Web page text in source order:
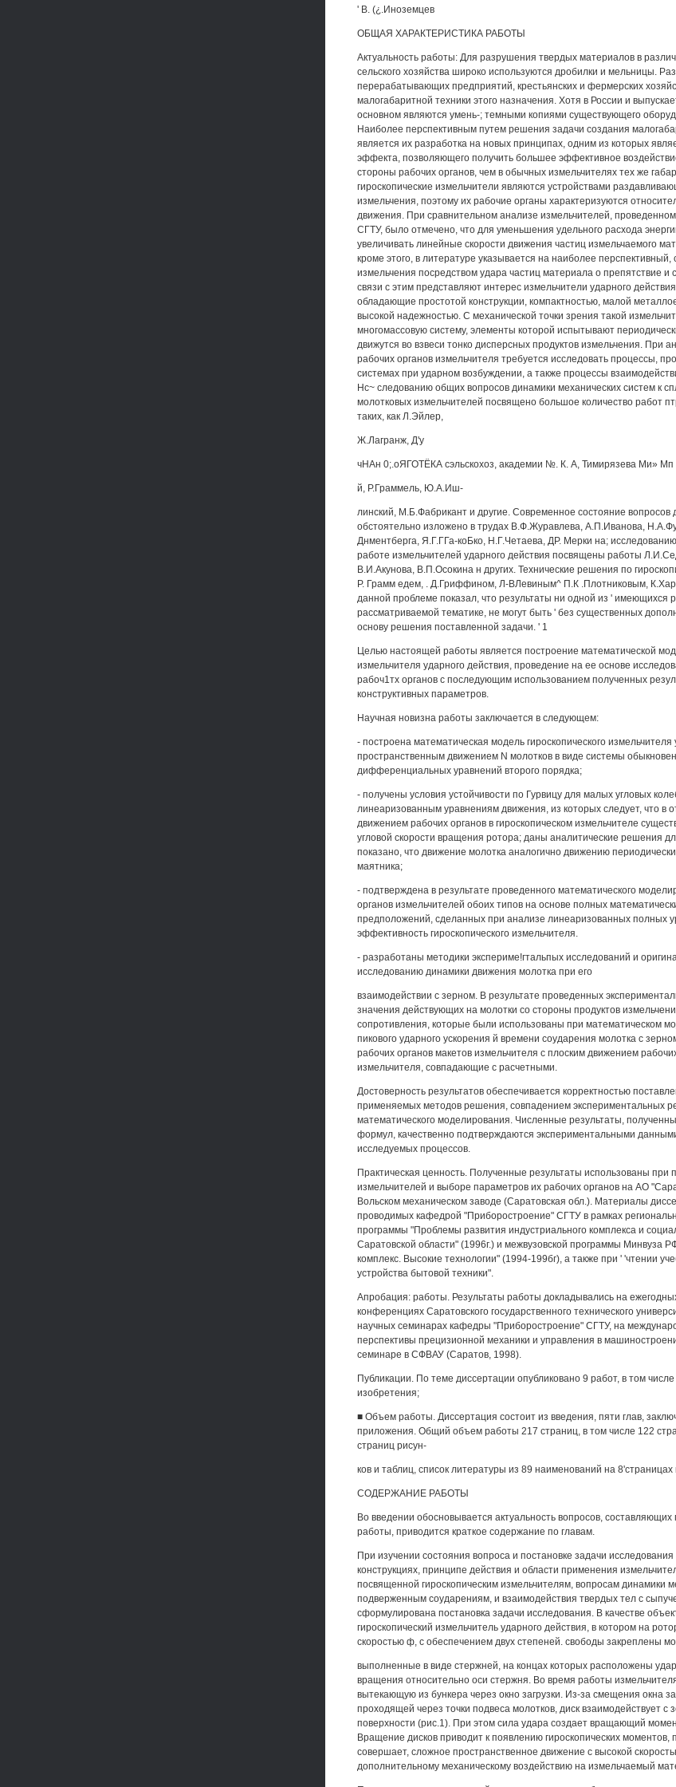
' В. (¿.Иноземцев
ОБЩАЯ ХАРАКТЕРИСТИКА РАБОТЫ
Актуальность работы: Для разрушения твердых материалов в
сельского хозяйства широко используются дробилки и мельницы.
перерабатывающих предприятий, крестьянских и фермерских
малогабаритной техники этого назначения. Хотя в России и
основном являются умень-; темными копиями существующего
Наиболее перспективным путем решения задачи создания
является их разработка на новых принципах, одним из которых
эффекта, позволяющего получить большее эффективное
стороны рабочих органов, чем в обычных измельчителях тех же
гироскопические измельчители являются устройствами
измельчения, поэтому их рабочие органы характеризуются
движения. При сравнительном анализе измельчителей,
СГТУ, было отмечено, что для уменьшения удельного расхода
увеличивать линейные скорости движения частиц измельчаемого
кроме этого, в литературе указывается на наиболее перспективный,
измельчения посредством удара частиц материала о препятствие и
связи с этим представляют интерес измельчители ударного
обладающие простотой конструкции, компактностью, малой
высокой надежностью. С механической точки зрения такой
многомассовую систему, элементы которой испытывают
движутся во взвеси тонко дисперсных продуктов измельчения. При
рабочих органов измельчителя требуется исследовать процессы,
системах при ударном возбуждении, а также процессы
Нс~ следованию общих вопросов динамики механических систем к
молотковых измельчителей посвящено большое количество работ
таких, как Л.Эйлер,
Ж.Лагранж, Д'у
чНАн 0;.оЯГОТЁКА сэльскохоз, академии №. К. А, Тимирязева Ми» Мп
й, Р.Граммель, Ю.А.Иш-
линский, М.Б.Фабрикант и другие. Современное состояние вопросов
обстоятельно изложено в трудах В.Ф.Журавлева, А.П.Иванова,
Днментберга, Я.Г.ГГа-коБко, Н.Г.Четаева, ДР. Мерки на;
работе измельчителей ударного действия посвящены работы
В.И.Акунова, В.П.Осокина н других. Технические решения по
Р. Грамм едем, . Д.Гриффином, Л-ВЛевиным^ П.К .Плотниковым,
данной проблеме показал, что результаты ни одной из ' имеющихся
рассматриваемой тематике, не могут быть ' без существенных
основу решения поставленной задачи. ' 1
Целью настоящей работы является построение математической
измельчителя ударного действия, проведение на ее основе
рабоч1тх органов с последующим использованием полученных
конструктивных параметров.
Научная новизна работы заключается в следующем:
- построена математическая модель гироскопического измельчителя
пространственным движением N молотков в виде системы
дифференциальных уравнений второго порядка;
- получены условия устойчивости по Гурвицу для малых угловых
линеаризованным уравнениям движения, из которых следует, что в
движением рабочих органов в гироскопическом измельчителе
угловой скорости вращения ротора; даны аналитические решения
показано, что движение молотка аналогично движению
маятника;
- подтверждена в результате проведенного математического
органов измельчителей обоих типов на основе полных
предположений, сделанных при анализе линеаризованных полных
эффективность гироскопического измельчителя.
- разработаны методики экспериме!гтальпых исследований и
исследованию динамики движения молотка при его
взаимодействии с зерном. В результате проведенных
значения действующих на молотки со стороны продуктов
сопротивления, которые были использованы при математическом
пикового ударного ускорения й времени соударения молотка с
рабочих органов макетов измельчителя с плоским движением
измельчителя, совпадающие с расчетными.
Достоверность результатов обеспечивается корректностью
применяемых методов решения, совпадением экспериментальных
математического моделирования. Численные результаты,
формул, качественно подтверждаются экспериментальными
исследуемых процессов.
Практическая ценность. Полученные результаты использованы при
измельчителей и выборе параметров их рабочих органов на АО
Вольском механическом заводе (Саратовская обл.). Материалы
проводимых кафедрой "Приборостроение" СГТУ в рамках
программы "Проблемы развития индустриального комплекса и
Саратовской области" (1996г.) и межвузовской программы Минвуза
комплекс. Высокие технологии" (1994-199бг), а также при ' 'чтении
устройства бытовой техники".
Апробация: работы. Результаты работы докладывались на
конференциях Саратовского государственного технического
научных семинарах кафедры "Приборостроение" СГТУ, на
перспективы прецизионной механики и управления в
семинаре в СФВАУ (Саратов, 1998).
Публикации. По теме диссертации опубликовано 9 работ, в том
изобретения;
■ Объем работы. Диссертация состоит из введения, пяти глав,
приложения. Общий объем работы 217 страниц, в том числе 122
страниц рисун-
ков и таблиц, список литературы из 89 наименований на
СОДЕРЖАНИЕ РАБОТЫ
Во введении обосновывается актуальность вопросов,
работы, приводится краткое содержание по главам.
При изучении состояния вопроса и постановке задачи
конструкциях, принципе действия и области применения
посвященной гироскопическим измельчителям, вопросам динамики
подверженным соударениям, и взаимодействия твердых тел с
сформулирована постановка задачи исследования. В качестве
гироскопический измельчитель ударного действия, в котором на
скоростью ф, с обеспечением двух степеней. свободы закреплены
выполненные в виде стержней, на концах которых расположены
вращения относительно оси стержня. Во время работы
вытекающую из бункера через окно загрузки. Из-за смещения окна
проходящей через точки подвеса молотков, диск взаимодействует с
поверхности (рис.1). При этом сила удара создает вращающий
Вращение дисков приводит к появлению гироскопических моментов,
совершает, сложное пространственное движение с высокой
дополнительному механическому воздействию на измельчаемый